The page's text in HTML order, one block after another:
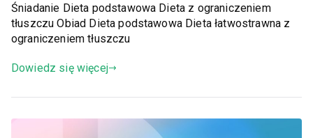
Śniadanie Dieta podstawowa Dieta z ograniczeniem
tłuszczu Obiad Dieta podstawowa Dieta łatwostrawna z
ograniczeniem tłuszczu
Dowiedz się więcej